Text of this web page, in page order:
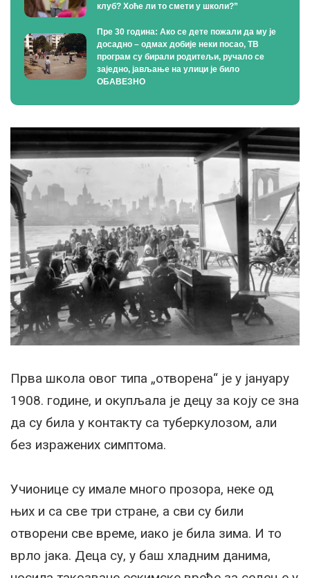
клуб? Хоће ли то смети у школи?”
Пре 30 година: Ако се дете пожали да му је
досадно – одмах добије неки посао, ТВ
програм су бирали родитељи, ручало се
заједно, јављање на улици је било
ОБАВЕЗНО
Прва школа овог типа „отворена“ је у јануару
1908. године, и окупљала је децу за коју се зна
да су била у контакту са туберкулозом, али
без изражених симптома.
Учионице су имале много прозора, неке од
њих и са све три стране, а сви су били
отворени све време, иако је била зима. И то
врло јака. Деца су, у баш хладним данима,